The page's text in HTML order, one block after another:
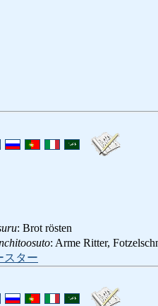
: Brot rösten
: Arme Ritter,
スター